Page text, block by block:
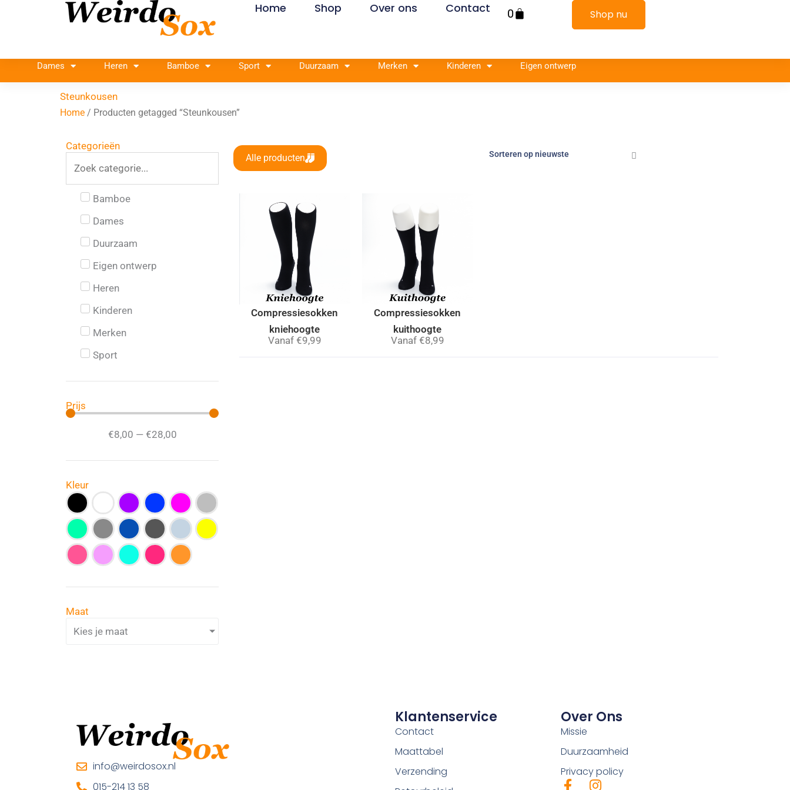
inhoud
Home Shop Over ons Contact 0
Winkelwagen Shop nu
Dames Heren Bamboe Sport Duurzaam Merken Kinderen Eigen ontwerp
Steunkousen
Home / Producten getagged “Steunkousen”
Categorieën
Bamboe
Dames
Duurzaam
Eigen ontwerp
Heren
Kinderen
Merken
Sport
Prijs
€8,00 — €28,00
Kleur
Maat
Kies je maat
Alle producten
Compressiesokken
kniehoogte
Vanaf €9,99
Compressiesokken
kuithoogte
Vanaf €8,99
info@weirdosox.nl
015-214 13 58
Klantenservice
Contact
Maattabel
Verzending
Over Ons
Missie
Duurzaamheid
Privacy policy
F I